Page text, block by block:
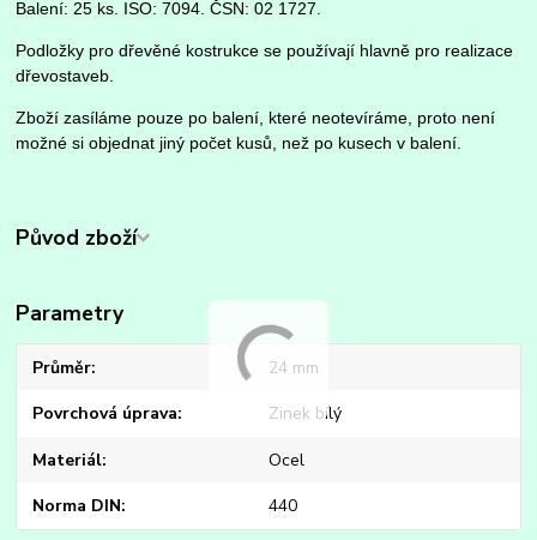
Balení: 25 ks. ISO: 7094. ČSN: 02 1727.
Podložky pro dřevěné kostrukce se používají hlavně pro realizace
dřevostaveb.
Zboží zasíláme pouze po balení, které neotevíráme, proto není
možné si objednat jiný počet kusů, než po kusech v balení.
Původ zboží
Parametry
Průměr 24 mm
Povrchová úprava Zinek bílý
Materiál Ocel
Norma DIN 440